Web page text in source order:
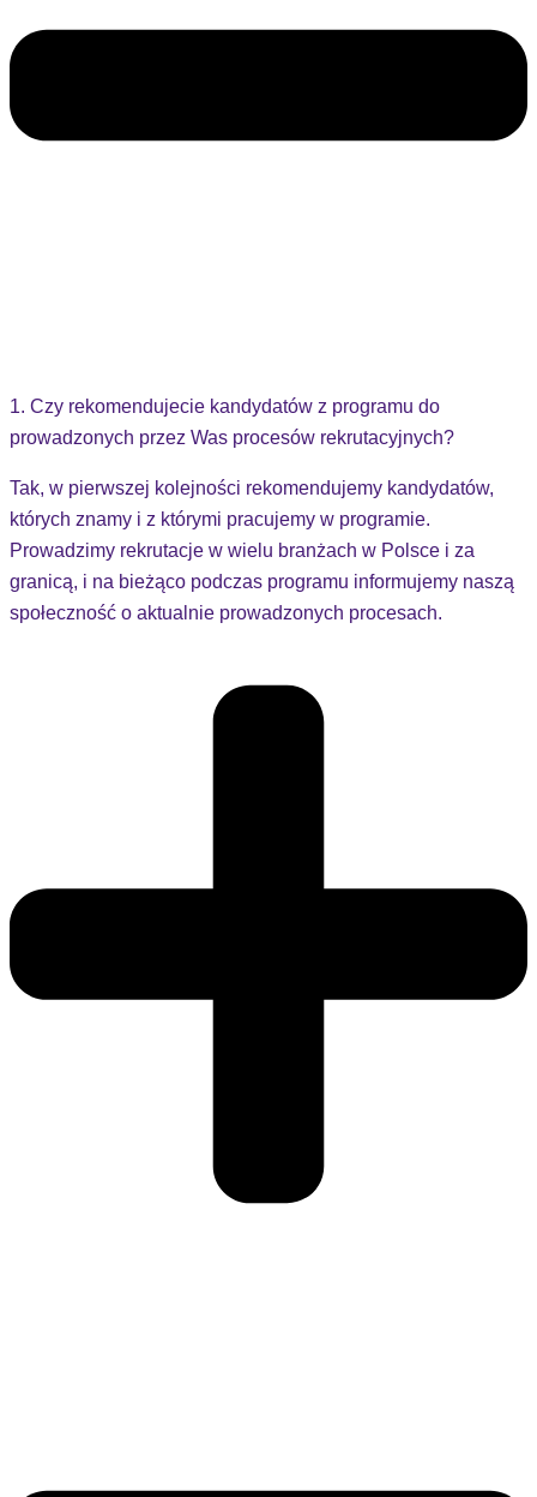
1. Czy rekomendujecie kandydatów z programu do
prowadzonych przez Was procesów rekrutacyjnych?
Tak, w pierwszej kolejności rekomendujemy kandydatów,
których znamy i z którymi pracujemy w programie.
Prowadzimy rekrutacje w wielu branżach w Polsce i za
granicą, i na bieżąco podczas programu informujemy naszą
społeczność o aktualnie prowadzonych procesach.